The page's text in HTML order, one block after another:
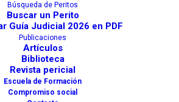
Búsqueda de Peritos
Buscar un Perito
Guía Judicial 2026 en PDF
Publicaciones
Artículos
Biblioteca
Revista pericial
Escuela de Formación
Compromiso social
MORCILLO
Familiar y Comunitaria (Medicina